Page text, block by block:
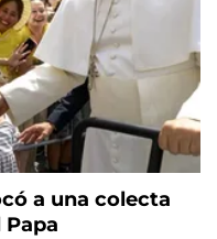
a una colecta